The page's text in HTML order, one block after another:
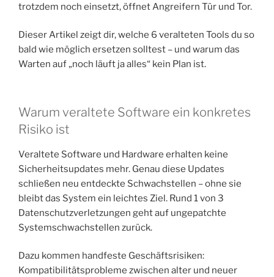
trotzdem noch einsetzt, öffnet Angreifern Tür und Tor.
Dieser Artikel zeigt dir, welche 6 veralteten Tools du so
bald wie möglich ersetzen solltest – und warum das
Warten auf „noch läuft ja alles“ kein Plan ist.
Warum veraltete Software ein konkretes
Risiko ist
Veraltete Software und Hardware erhalten keine
Sicherheitsupdates mehr. Genau diese Updates
schließen neu entdeckte Schwachstellen – ohne sie
bleibt das System ein leichtes Ziel. Rund 1 von 3
Datenschutzverletzungen geht auf ungepatchte
Systemschwachstellen zurück.
Dazu kommen handfeste Geschäftsrisiken:
Kompatibilitätsprobleme zwischen alter und neuer